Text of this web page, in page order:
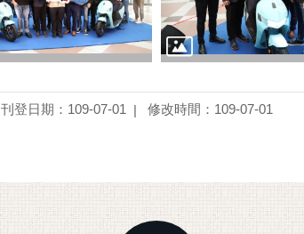
刊登日期：109-07-01 修改時間：109-07-01